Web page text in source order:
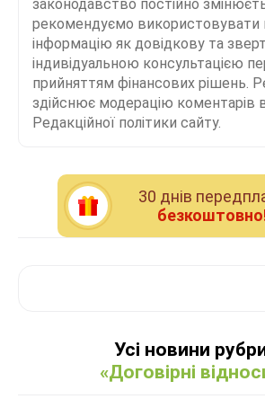
законодавство постійно
рекомендуємо використовувати
інформацію як довідкову та
індивідуальною консультацією
прийняттям фінансових рішень.
здійснює модерацію коментарів
Редакційної політики сайту.
30 днiв
Усі новини
«Договірні